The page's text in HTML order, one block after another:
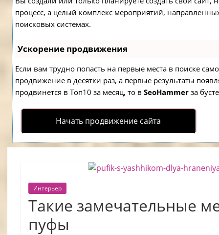
процесс, а целый комплекс мероприятий,
поисковых системах.
Ускорение продвижения
Если вам трудно попасть на первые места в поиске
продвижение в десятки раз, а первые результаты
продвинется в Топ10 за месяц, то в SeoHammerза
Начать продвижение сайта
Интерьер
Такие замечательные
пуфы